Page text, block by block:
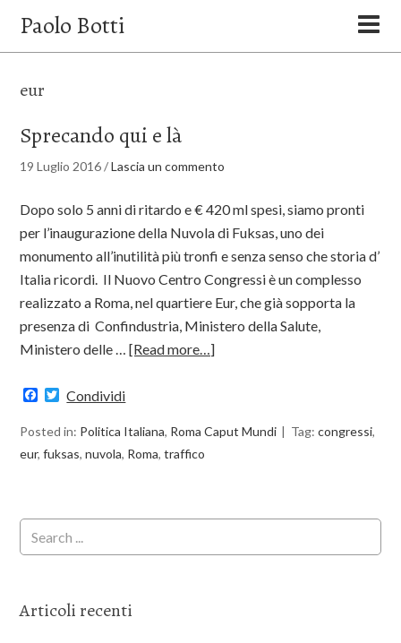
Paolo Botti
eur
Sprecando qui e là
19 Luglio 2016/Lascia un commento
Dopo solo 5 anni di ritardo e € 420 ml spesi, siamo pronti
per l’inaugurazione della Nuvola di Fuksas, uno dei
monumento all’inutilità più tronfi e senza senso che storia d’
Italia ricordi. Il Nuovo Centro Congressi è un complesso
realizzato a Roma, nel quartiere Eur, che già sopporta la
presenza di Confindustria, Ministero della Salute,
Ministero delle …[Read more…]
Facebook
Twitter
Condividi
Posted in: Politica Italiana, Roma Caput Mundi Tag:congressi,
eur,fuksas,nuvola, Roma,traffico
Articoli recenti